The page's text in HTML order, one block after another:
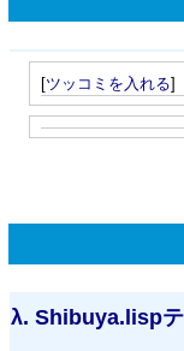
[ツッコミを入れる]
λ. Shibuya.lisp